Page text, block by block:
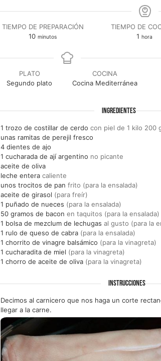
TIEMPO DE PREPARACIÓN
10minutos
minutos
TIEMPO DE
1 hora
hora
PLATO
Segundo plato
COCINA
Cocina Mediterránea
INGREDIENTES
1 trozo de costillar de cerdo con piel de 1 kilo 200
unas ramitas de perejil fresco
4 dientes de ajo
1 cucharada de ají argentino no picante
aceite de oliva
leche entera caliente
unos trocitos de pan frito (para la ensalada)
aceite de girasol (para freír)
1 puñado de nueces (para la ensalada)
50 gramos de bacon en taquitos (para la ensalada)
1 bolsa de mezclum de lechugas al gusto (para la
1 rulo de queso de cabra (para la ensalada)
1 chorrito de vinagre balsámico (para la vinagreta)
1 cucharadita de miel (para la vinagreta)
1 chorro de aceite de oliva (para la vinagreta)
INSTRUCCIONES
Decimos al carnicero que nos haga un corte
llegar a la carne.